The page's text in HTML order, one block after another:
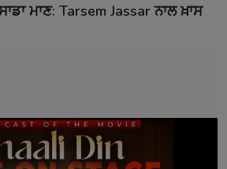
ਮਾਣ: Tarsem Jassar ਨਾਲ ਖ਼ਾਸ